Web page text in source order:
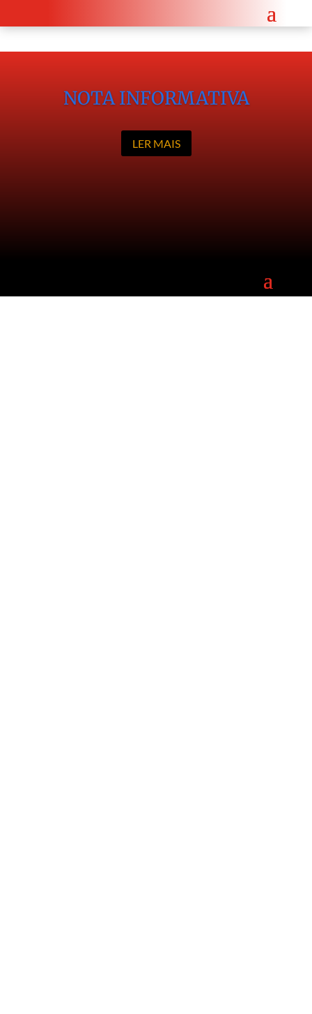
Encontro diplomático reforça cooperação entre Angola e a República Checa.Saiba mais
NOTA INFORMATIVA
LER MAIS